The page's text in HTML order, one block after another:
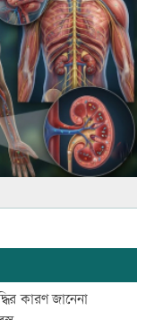
কারণ জানেনা